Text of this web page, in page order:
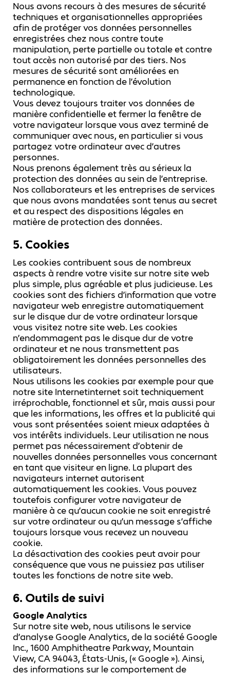
Nous avons recours à des mesures de sécurité
techniques et organisationnelles appropriées
afin de protéger vos données personnelles
enregistrées chez nous contre toute
manipulation, perte partielle ou totale et contre
tout accès non autorisé par des tiers. Nos
mesures de sécurité sont améliorées en
permanence en fonction de l’évolution
technologique.
Vous devez toujours traiter vos données de
manière confidentielle et fermer la fenêtre de
votre navigateur lorsque vous avez terminé de
communiquer avec nous, en particulier si vous
partagez votre ordinateur avec d’autres
personnes.
Nous prenons également très au sérieux la
protection des données au sein de l’entreprise.
Nos collaborateurs et les entreprises de services
que nous avons mandatées sont tenus au secret
et au respect des dispositions légales en
matière de protection des données.
5. Cookies
Les cookies contribuent sous de nombreux
aspects à rendre votre visite sur notre site web
plus simple, plus agréable et plus judicieuse. Les
cookies sont des fichiers d’information que votre
navigateur web enregistre automatiquement
sur le disque dur de votre ordinateur lorsque
vous visitez notre site web. Les cookies
n’endommagent pas le disque dur de votre
ordinateur et ne nous transmettent pas
obligatoirement les données personnelles des
utilisateurs.
Nous utilisons les cookies par exemple pour que
notre site Internetinternet soit techniquement
irréprochable, fonctionnel et sûr, mais aussi pour
que les informations, les offres et la publicité qui
vous sont présentées soient mieux adaptées à
vos intérêts individuels. Leur utilisation ne nous
permet pas nécessairement d’obtenir de
nouvelles données personnelles vous concernant
en tant que visiteur en ligne. La plupart des
navigateurs internet autorisent
automatiquement les cookies. Vous pouvez
toutefois configurer votre navigateur de
manière à ce qu’aucun cookie ne soit enregistré
sur votre ordinateur ou qu’un message s’affiche
toujours lorsque vous recevez un nouveau
cookie.
La désactivation des cookies peut avoir pour
conséquence que vous ne puissiez pas utiliser
toutes les fonctions de notre site web.
6. Outils de suivi
Google Analytics
Sur notre site web, nous utilisons le service
d’analyse Google Analytics, de la société Google
Inc., 1600 Amphitheatre Parkway, Mountain
View, CA 94043, États-Unis, (« Google »). Ainsi,
des informations sur le comportement de